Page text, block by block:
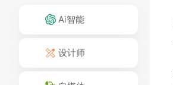
Ai智能
设计师